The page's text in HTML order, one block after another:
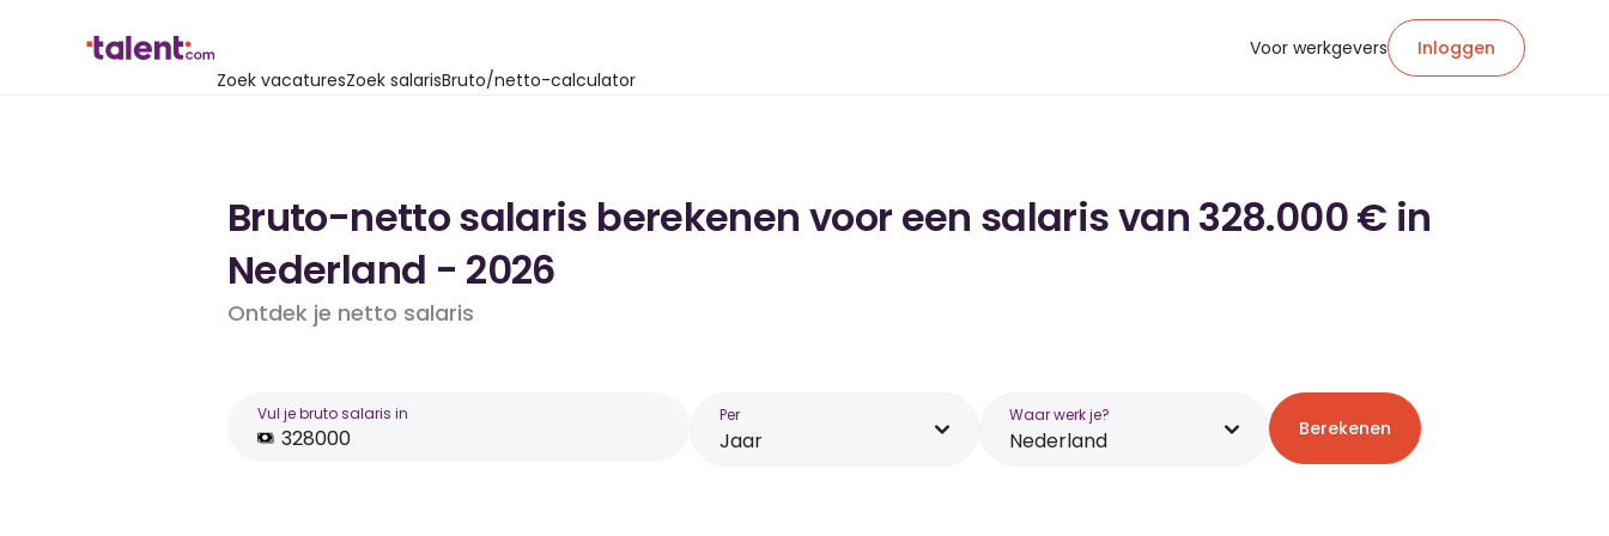
Zoek vacaturesZoek salarisBruto/netto-calculator
Voor werkgevers Inloggen
Bruto-netto salaris berekenen voor een salaris van 328.000 € in
Nederland - 2026
Ontdek je netto salaris
Vul je bruto salaris in Per
Jaar
Waar werk je?
Nederland Berekenen